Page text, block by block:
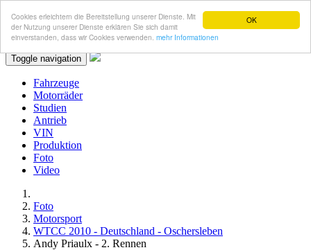
OK
Cookies erleichtern die Bereitstellung unserer Dienste. Mit
der Nutzung unserer Dienste erklären Sie sich damit
einverstanden, dass wir Cookies verwenden. mehr Informationen
Toggle navigation
Fahrzeuge
Motorräder
Studien
Antrieb
VIN
Produktion
Foto
Video
Foto
Motorsport
WTCC 2010 - Deutschland - Oschersleben
Andy Priaulx - 2. Rennen